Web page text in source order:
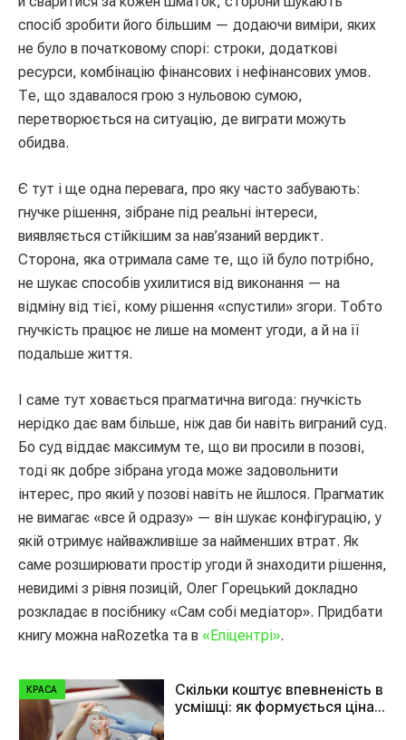
спосіб зробити його більшим — додаючи виміри, яких
не було в початковому спорі: строки, додаткові
ресурси, комбінацію фінансових і нефінансових умов.
Те, що здавалося грою з нульовою сумою,
перетворюється на ситуацію, де виграти можуть
обидва.
Є тут і ще одна перевага, про яку часто забувають:
гнучке рішення, зібране під реальні інтереси,
виявляється стійкішим за нав’язаний вердикт.
Сторона, яка отримала саме те, що їй було потрібно,
не шукає способів ухилитися від виконання — на
відміну від тієї, кому рішення «спустили» згори. Тобто
гнучкість працює не лише на момент угоди, а й на її
подальше життя.
І саме тут ховається прагматична вигода: гнучкість
нерідко дає вам більше, ніж дав би навіть виграний суд.
Бо суд віддає максимум те, що ви просили в позові,
тоді як добре зібрана угода може задовольнити
інтерес, про який у позові навіть не йшлося. Прагматик
не вимагає «все й одразу» — він шукає конфігурацію, у
якій отримує найважливіше за найменших втрат. Як
саме розширювати простір угоди й знаходити рішення,
невидимі з рівня позицій, Олег Горецький докладно
розкладає в посібнику «Сам собі медіатор». Придбати
книгу можна наRozetka та в «Епіцентрі».
КРАСА
Скільки коштує впевненість в
усмішці: як формується ціна